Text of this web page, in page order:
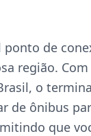
de
região.
o
de ônibus
que